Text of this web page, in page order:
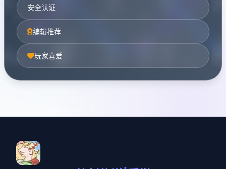
安全认证
编辑推荐
玩家喜爱